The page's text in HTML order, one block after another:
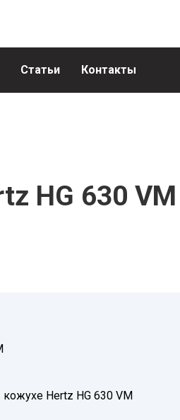
Статьи Контакты
HG 630 VM
Hertz HG 630 VM